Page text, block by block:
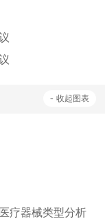
- 收起图表
疗器械类型分析